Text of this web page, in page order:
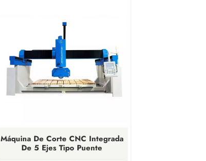
Máquina De Corte CNC Integrada
De 5 Ejes Tipo Puente